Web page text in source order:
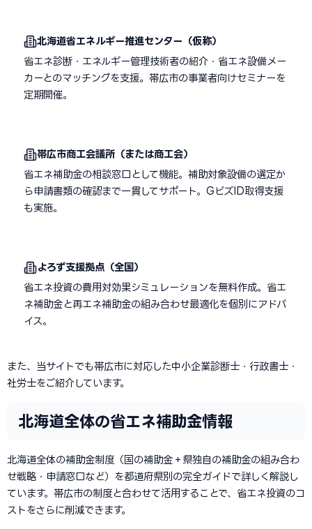
北海道省エネルギー推進センター（仮称）
省エネ診断・エネルギー管理技術者の紹介・省エネ設備メー
カーとのマッチングを支援。帯広市の事業者向けセミナーを
定期開催。
帯広市商工会議所（または商工会）
省エネ補助金の相談窓口として機能。補助対象設備の選定か
ら申請書類の確認まで一貫してサポート。GビズID取得支援
も実施。
よろず支援拠点（全国）
省エネ投資の費用対効果シミュレーションを無料作成。省エ
ネ補助金と再エネ補助金の組み合わせ最適化を個別にアドバ
イス。
また、当サイトでも帯広市に対応した中小企業診断士・行政書士・
社労士をご紹介しています。
北海道全体の省エネ補助金情報
北海道全体の補助金制度（国の補助金＋県独自の補助金の組み合わ
せ戦略・申請窓口など）を都道府県別の完全ガイドで詳しく解説し
ています。帯広市の制度と合わせて活用することで、省エネ投資のコ
ストをさらに削減できます。